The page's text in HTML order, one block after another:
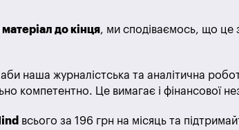
до кінця, ми сподіваємось, що це
наша журналістська та аналітична
компетентно. Це вимагає і фінансової
всього за 196 грн на місяць та